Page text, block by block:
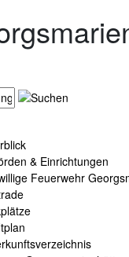
& Einrichtungen
Feuerwehr